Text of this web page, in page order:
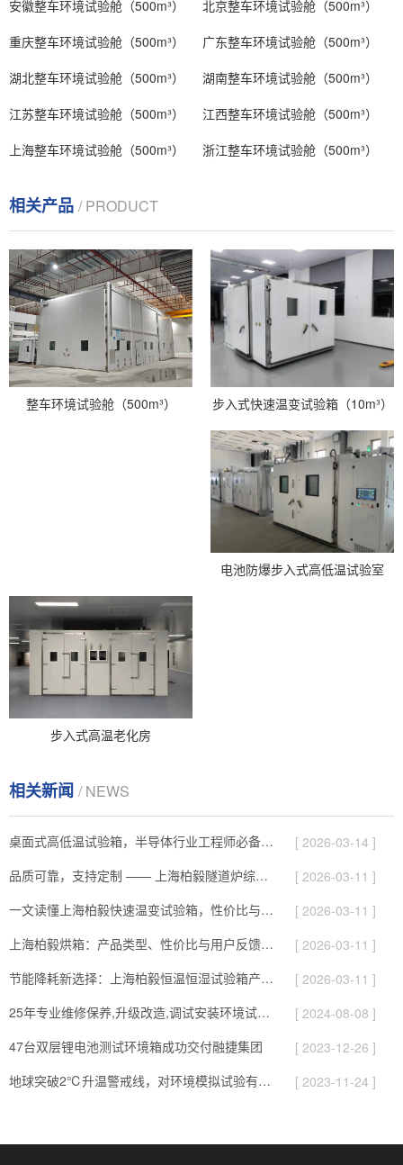
安徽整车环境试验舱（500m³）
北京整车环境试验舱（500m³）
重庆整车环境试验舱（500m³）
广东整车环境试验舱（500m³）
湖北整车环境试验舱（500m³）
湖南整车环境试验舱（500m³）
江苏整车环境试验舱（500m³）
江西整车环境试验舱（500m³）
上海整车环境试验舱（500m³）
浙江整车环境试验舱（500m³）
相关产品 / PRODUCT
整车环境试验舱（500m³） 步入式快速温变试验箱（10m³）
电池防爆步入式高低温试验室
步入式高温老化房
相关新闻 / NEWS
桌面式高低温试验箱，半导体行业工程师必备的测试神器
[ 2026-03-14 ]
品质可靠，支持定制 —— 上海柏毅隧道炉综合解析
[ 2026-03-11 ]
一文读懂上海柏毅快速温变试验箱，性价比与服务综合介绍
[ 2026-03-11 ]
上海柏毅烘箱：产品类型、性价比与用户反馈总结
[ 2026-03-11 ]
节能降耗新选择：上海柏毅恒温恒湿试验箱产品与应用亮点
[ 2026-03-11 ]
25年专业维修保养,升级改造,调试安装环境试验设备
[ 2024-08-08 ]
47台双层锂电池测试环境箱成功交付融捷集团
[ 2023-12-26 ]
地球突破2℃升温警戒线，对环境模拟试验有哪些影响
[ 2023-11-24 ]